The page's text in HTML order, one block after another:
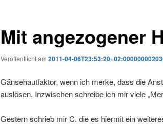
Mit angezogener
Veröffentlicht am 2011-04-
Gänsehautfaktor, wenn ich merke, dass die
auslösen. Inzwischen schreibe ich mir viele
Gestern schrieb mir C. die es hiermit ein